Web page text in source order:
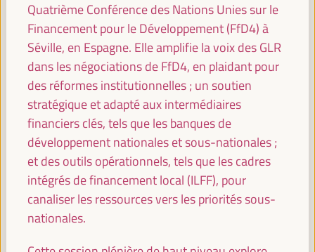
Politiques et alliances territoriales pour le
développement économique local face au
changement climatique
Dialogue politique
Auditorio 3 - 09:30 11:00 Axe 1
Approches de développement économique local
centrées sur les soins
Dialogue politique
Sala París -09:3011:00 Axe 3
des opportunités dans les villes intermédiaires
Quatrième Conférence des Nations Unies sur le
Financement pour le Développement (FfD4) à
Séville, en Espagne. Elle amplifie la voix des GLR
dans les négociations de FfD4, en plaidant pour
des réformes institutionnelles ; un soutien
stratégique et adapté aux intermédiaires
financiers clés, tels que les banques de
développement nationales et sous-nationales ;
et des outils opérationnels, tels que les cadres
intégrés de financement local (ILFF), pour
canaliser les ressources vers les priorités sous-
nationales.